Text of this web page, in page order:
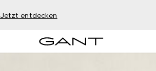
Jetzt entdecken